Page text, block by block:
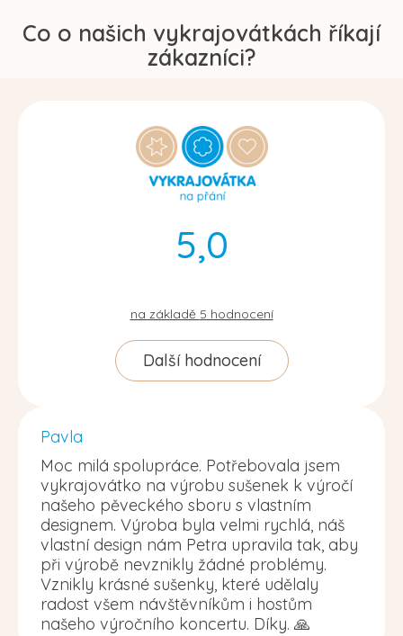
Co o našich vykrajovátkách říkají
zákazníci?
5,0
na základě 5 hodnocení
Další hodnocení
Pavla
Moc milá spolupráce. Potřebovala jsem
vykrajovátko na výrobu sušenek k výročí
našeho pěveckého sboru s vlastním
designem. Výroba byla velmi rychlá, náš
vlastní design nám Petra upravila tak, aby
při výrobě nevznikly žádné problémy.
Vznikly krásné sušenky, které udělaly
radost všem návštěvníkům i hostům
našeho výročního koncertu. Díky. 🙏